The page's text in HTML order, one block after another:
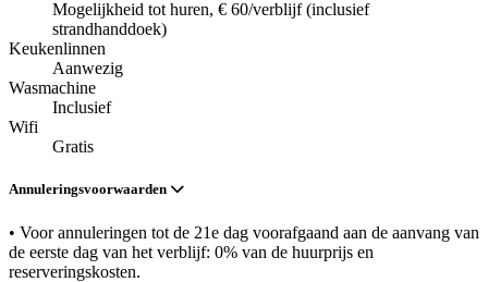
Mogelijkheid tot huren, € 60/verblijf (inclusief
strandhanddoek)
Keukenlinnen
Aanwezig
Wasmachine
Inclusief
Wifi
Gratis
Annuleringsvoorwaarden
• Voor annuleringen tot de 21e dag voorafgaand aan de aanvang van
de eerste dag van het verblijf: 0% van de huurprijs en
reserveringskosten.